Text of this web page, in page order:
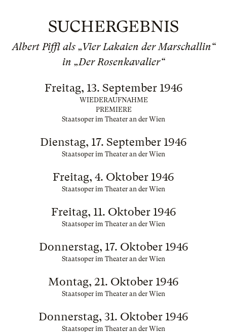
SUCHERGEBNIS
Albert Piffl als „Vier Lakaien der Marschallin“
in „Der Rosenkavalier“
Freitag, 13. September 1946
WIEDERAUFNAHME
PREMIERE
Staatsoper im Theater an der Wien
Dienstag, 17. September 1946
Staatsoper im Theater an der Wien
Freitag, 4. Oktober 1946
Staatsoper im Theater an der Wien
Freitag, 11. Oktober 1946
Staatsoper im Theater an der Wien
Donnerstag, 17. Oktober 1946
Staatsoper im Theater an der Wien
Montag, 21. Oktober 1946
Staatsoper im Theater an der Wien
Donnerstag, 31. Oktober 1946
Staatsoper im Theater an der Wien